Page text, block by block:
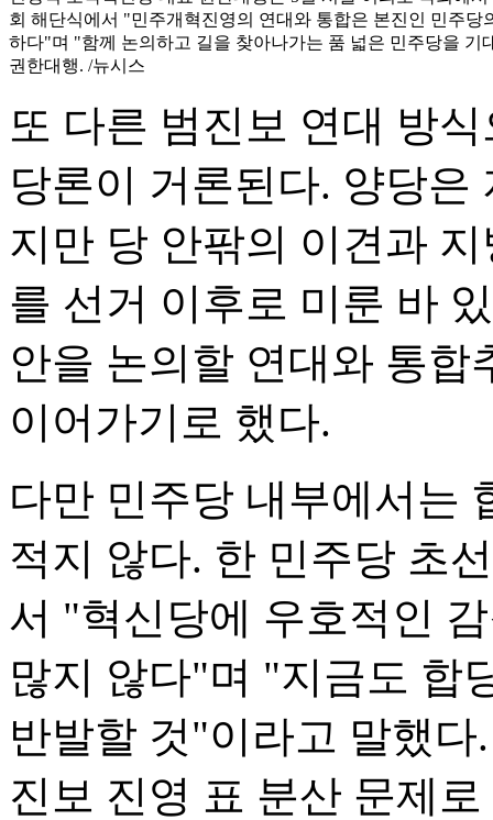
회 해단식에서 "민주개혁진영의 연대와 통합은 본진인 민주당
하다"며 "함께 논의하고 길을 찾아나가는 품 넓은 민주당을 기
권한대행. /뉴시스
또 다른 범진보 연대 방
당론이 거론된다. 양당은
지만 당 안팎의 이견과
를 선거 이후로 미룬 바
안을 논의할 연대와 통
이어가기로 했다.
다만 민주당 내부에서는
적지 않다. 한 민주당 초
서 "혁신당에 우호적인
많지 않다"며 "지금도 합
반발할 것"이라고 말했
진보 진영 표 분산 문제